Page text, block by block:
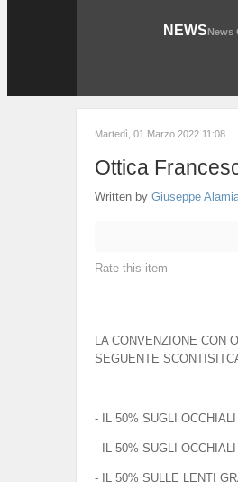
NEWSNews
Martedì, 01 Marzo 2022 11:08
Ottica
Written by Giuseppe
Rate this item
LA CONVENZIONE CON
SEGUENTE
- IL 50% SUGLI
- IL 50% SUGLI
- IL 50% SULLE LENTI